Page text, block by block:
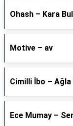
Ohash – Kara
Motive – av
Cimilli İbo – Ağla
Ece Mumay –